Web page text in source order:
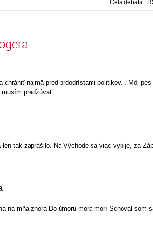
Celá debata |
chrániť najmä pred prdodrístami politikov. . Môj pes
predžúvať. .
len tak zaprášilo. Na Východe sa viac vypije, za
na mňa zhora Do úmoru mora morí Schoval som